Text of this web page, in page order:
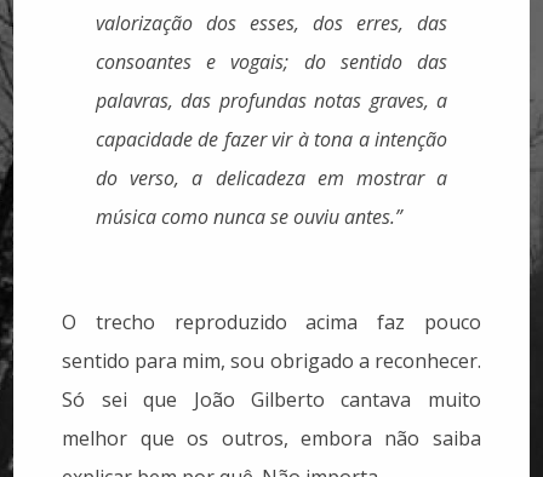
valorização dos esses, dos erres, das
consoantes e vogais; do sentido das
palavras, das profundas notas graves, a
capacidade de fazer vir à tona a intenção
do verso, a delicadeza em mostrar a
música como nunca se ouviu antes.”
O trecho reproduzido acima faz pouco
sentido para mim, sou obrigado a reconhecer.
Só sei que João Gilberto cantava muito
melhor que os outros, embora não saiba